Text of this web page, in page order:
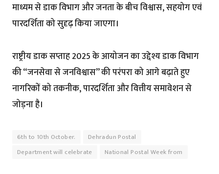
माध्यम से डाक विभाग और जनता के बीच विश्वास, सहयोग एवं
पारदर्शिता को सुदृढ़ किया जाएगा।
राष्ट्रीय डाक सप्ताह 2025 के आयोजन का उद्देश्य डाक विभाग
की “जनसेवा से जनविश्वास” की परंपरा को आगे बढ़ाते हुए
नागरिकों को तकनीक, पारदर्शिता और वित्तीय समावेशन से
जोड़ना है।
6th to 10th October.
Dehradun Postal
Department will celebrate
National Postal Week from